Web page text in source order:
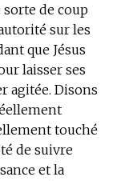
sorte de coup
sur les
que Jésus
laisser ses
agitée. Disons
touché
de suivre
et la